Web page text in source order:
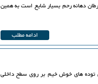
دهانه رحم بسیار شایع است به همین
ادامه مطلب
توده های خوش خیم بر روی سطح داخلی